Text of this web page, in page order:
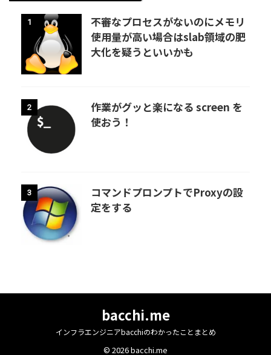
1
不審なプロセスがないのにメモリ
使用量が高い場合はslab領域の肥
大化を疑うといいかも
2
作業がグッと楽になる screen を
使おう！
3
コマンドプロンプトでProxyの設
定をする
bacchi.me
インフラエンジニアbacchiのわかったことまとめ
© 2026 bacchi.me